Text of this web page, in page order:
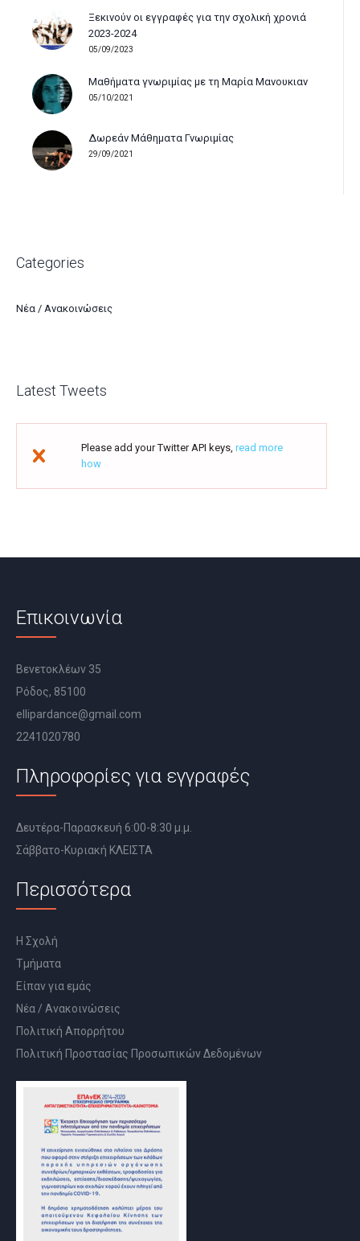
Ξεκινούν οι εγγραφές για την σχολική χρονιά
2023-2024
05/09/2023
Μαθήματα γνωριμίας με τη Μαρία Μανουκιαν
05/10/2021
Δωρεάν Μάθηματα Γνωριμίας
29/09/2021
Categories
Νέα / Ανακοινώσεις
Latest Tweets
Please add your Twitter API keys, read more
how
Επικοινωνία
Βενετοκλέων 35
Ρόδος, 85100
ellipardance@gmail.com
2241020780
Πληροφορίες για εγγραφές
Δευτέρα-Παρασκευή 6:00-8:30 μ.μ.
Σάββατο-Κυριακή ΚΛΕΙΣΤΑ
Περισσότερα
Η Σχολή
Τμήματα
Είπαν για εμάς
Νέα / Ανακοινώσεις
Πολιτική Απορρήτου
Πολιτική Προστασίας Προσωπικών Δεδομένων